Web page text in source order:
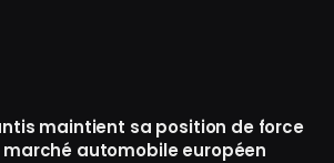
maintient sa position de force
marché automobile européen